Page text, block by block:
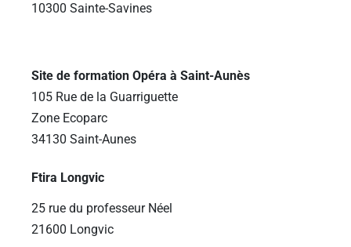
10300 Sainte-Savines
Site de formation Opéra à Saint-Aunès
105 Rue de la Guarriguette
Zone Ecoparc
34130 Saint-Aunes
Ftira Longvic
25 rue du professeur Néel
21600 Longvic